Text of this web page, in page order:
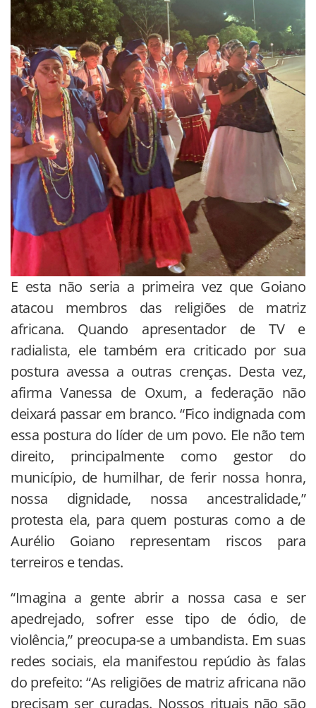
E esta não seria a primeira vez que Goiano
atacou membros das religiões de matriz
africana. Quando apresentador de TV e
radialista, ele também era criticado por sua
postura avessa a outras crenças. Desta vez,
afirma Vanessa de Oxum, a federação não
deixará passar em branco. “Fico indignada com
essa postura do líder de um povo. Ele não tem
direito, principalmente como gestor do
município, de humilhar, de ferir nossa honra,
nossa dignidade, nossa ancestralidade,”
protesta ela, para quem posturas como a de
Aurélio Goiano representam riscos para
terreiros e tendas.
“Imagina a gente abrir a nossa casa e ser
apedrejado, sofrer esse tipo de ódio, de
violência,” preocupa-se a umbandista. Em suas
redes sociais, ela manifestou repúdio às falas
do prefeito: “As religiões de matriz africana não
precisam ser curadas. Nossos rituais não são